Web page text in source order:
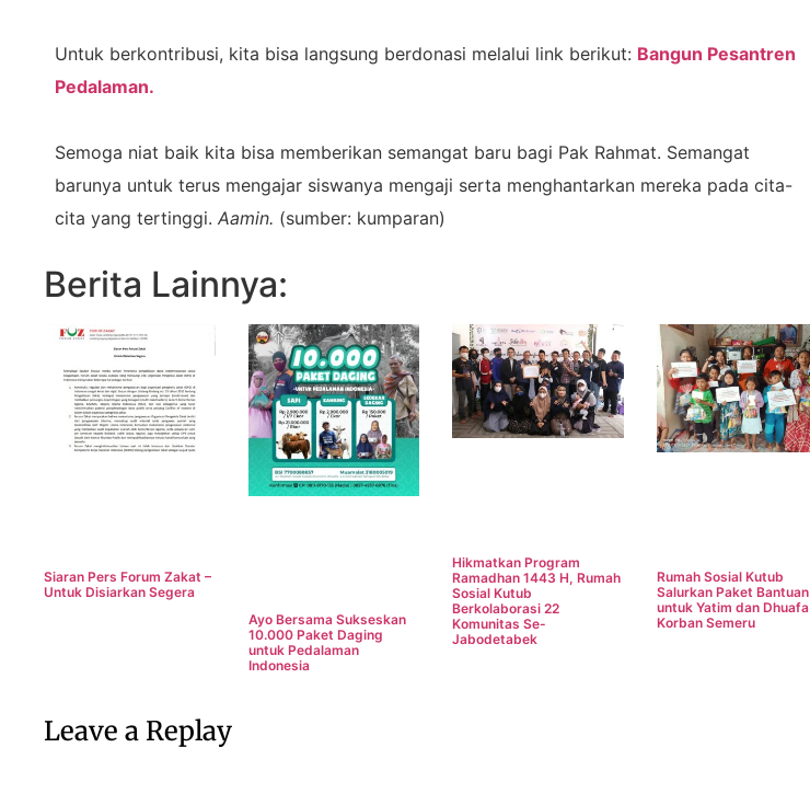
Untuk berkontribusi, kita bisa langsung berdonasi melalui link berikut: Bangun Pesantren
Pedalaman.
Semoga niat baik kita bisa memberikan semangat baru bagi Pak Rahmat. Semangat
barunya untuk terus mengajar siswanya mengaji serta menghantarkan mereka pada cita-
cita yang tertinggi. Aamin. (sumber: kumparan)
Berita Lainnya:
Siaran Pers Forum Zakat –
Untuk Disiarkan Segera
Ayo Bersama Sukseskan
10.000 Paket Daging
untuk Pedalaman
Indonesia
Hikmatkan Program
Ramadhan 1443 H, Rumah
Sosial Kutub
Berkolaborasi 22
Komunitas Se-
Jabodetabek
Rumah Sosial Kutub
Salurkan Paket Bantuan
untuk Yatim dan Dhuafa
Korban Semeru
Leave a Replay